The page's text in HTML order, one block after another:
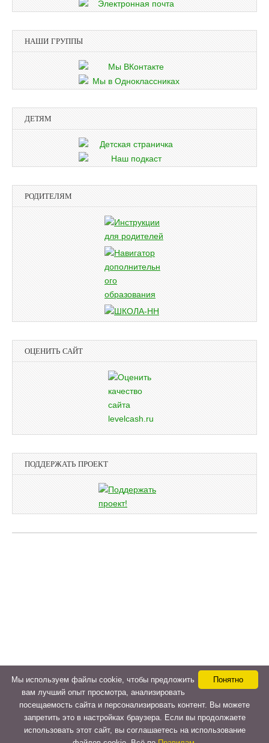
НАШИ ГРУППЫ
ДЕТЯМ
РОДИТЕЛЯМ
ОЦЕНИТЬ САЙТ
ПОДДЕРЖАТЬ ПРОЕКТ
Понятно
Мы используем файлы cookie, чтобы предложить
вам лучший опыт просмотра, анализировать
посещаемость сайта и персонализировать контент. Вы можете
запретить это в настройках браузера. Если вы продолжаете
использовать этот сайт, вы соглашаетесь на использование